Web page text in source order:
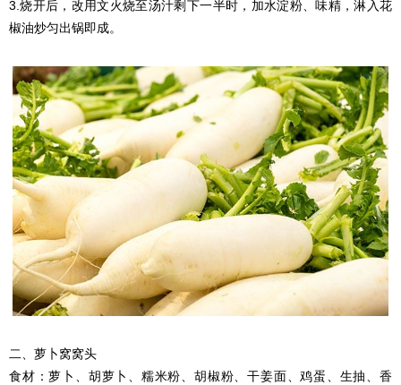
3.烧开后，改用文火烧至汤汁剩下一半时，加水淀粉、味精，淋入花
椒油炒匀出锅即成。
二、萝卜窝窝头
食材：萝卜、胡萝卜、糯米粉、胡椒粉、干姜面、鸡蛋、生抽、香